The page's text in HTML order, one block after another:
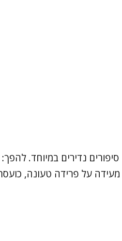
סיפורים נדירים במיוחד.
מעידה על פרידה טעונה,